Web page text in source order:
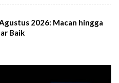
2026: Macan hingga
Baik